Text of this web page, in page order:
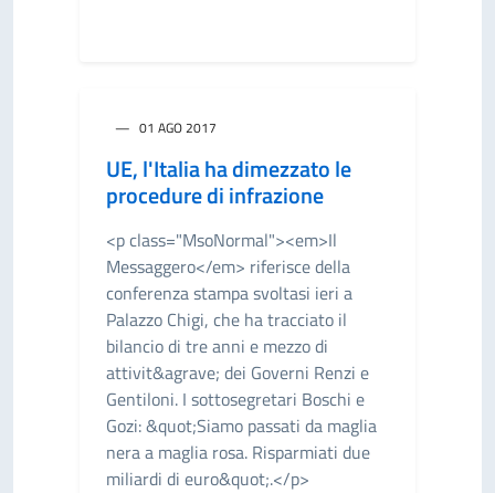
01 AGO 2017
UE, l'Italia ha dimezzato le
procedure di infrazione
<p class="MsoNormal"><em>Il
Messaggero</em> riferisce della
conferenza stampa svoltasi ieri a
Palazzo Chigi, che ha tracciato il
bilancio di tre anni e mezzo di
attivit&agrave; dei Governi Renzi e
Gentiloni. I sottosegretari Boschi e
Gozi: &quot;Siamo passati da maglia
nera a maglia rosa. Risparmiati due
miliardi di euro&quot;.</p>